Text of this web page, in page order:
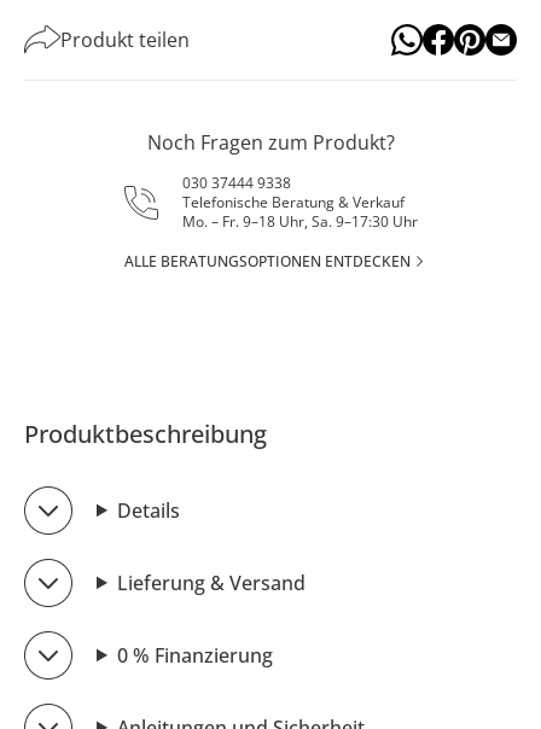
Produkt teilen
Noch Fragen zum Produkt?
030 37444 9338
Telefonische Beratung & Verkauf
Mo. – Fr. 9–18 Uhr, Sa. 9–17:30 Uhr
ALLE BERATUNGSOPTIONEN ENTDECKEN
Produktbeschreibung
Details
Lieferung & Versand
0 % Finanzierung